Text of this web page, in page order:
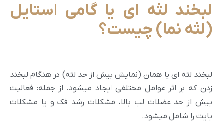
لبخند لثه ای یا گامی استایل
(لثه نما) چیست؟
لبخند لثه ای یا همان (نمایش بیش از حد لثه) در هنگام لبخند
زدن که بر اثر عوامل مختلفی ایجاد میشود. از جمله: فعالیت
بیش از حد عضلات لب بالا، مشکلات رشد فک و یا مشکلات
بایت را شامل میشود.